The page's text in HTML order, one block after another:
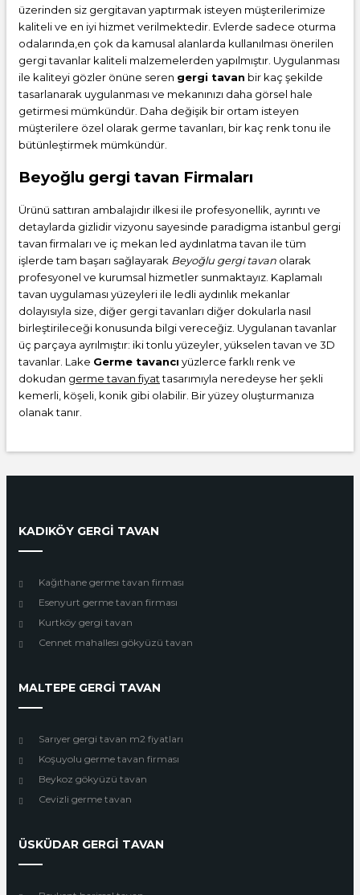
üzerinden siz gergitavan yaptırmak isteyen müşterilerimize
kaliteli ve en iyi hizmet verilmektedir. Evlerde sadece oturma
odalarında,en çok da kamusal alanlarda kullanılması önerilen
gergi tavanlar kaliteli malzemelerden yapılmıştır. Uygulanması
ile kaliteyi gözler önüne seren gergi tavan bir kaç şekilde
tasarlanarak uygulanması ve mekanınızı daha görsel hale
getirmesi mümkündür. Daha değişik bir ortam isteyen
müşterilere özel olarak germe tavanları, bir kaç renk tonu ile
bütünleştirmek mümkündür.
Beyoğlu gergi tavan Firmaları
Ürünü sattıran ambalajıdır ilkesi ile profesyonellik, ayrıntı ve
detaylarda gizlidir vizyonu sayesinde paradigma istanbul gergi
tavan firmaları ve iç mekan led aydınlatma tavan ile tüm
işlerde tam başarı sağlayarak Beyoğlu gergi tavan olarak
profesyonel ve kurumsal hizmetler sunmaktayız. Kaplamalı
tavan uygulaması yüzeyleri ile ledli aydınlık mekanlar
dolayısıyla size, diğer gergi tavanları diğer dokularla nasıl
birleştirileceği konusunda bilgi vereceğiz. Uygulanan tavanlar
üç parçaya ayrılmıştır: iki tonlu yüzeyler, yükselen tavan ve 3D
tavanlar. Lake Germe tavancı yüzlerce farklı renk ve
dokudan germe tavan fiyattasarımıyla neredeyse her şekli
kemerli, köşeli, konik gibi olabilir. Bir yüzey oluşturmanıza
olanak tanır.
KADIKÖY GERGİ TAVAN
Kağıthane germe tavan firması
Esenyurt germe tavan firması
Kurtköy gergi tavan
Cennet mahallesı gökyüzü tavan
MALTEPE GERGİ TAVAN
Sarıyer gergi tavan m2 fiyatları
Koşuyolu germe tavan firması
Beykoz gökyüzü tavan
Cevizli germe tavan
ÜSKÜDAR GERGİ TAVAN